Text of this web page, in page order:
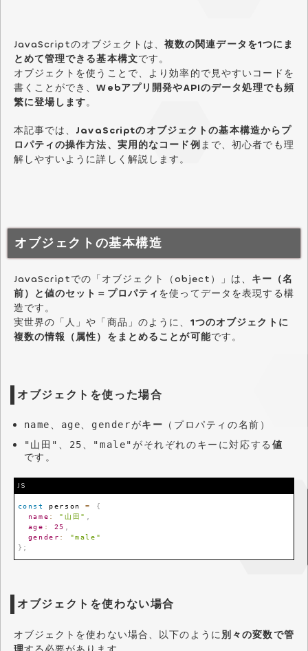
JavaScriptのオブジェクトは、 複数の関連データを1つにま
とめて管理できる基本構文です。
オブジェクトを使うことで、より効率的で見やすいコードを
書くことができ、Webアプリ開発やAPIのデータ処理でも頻
繁に登場します。
本記事では、 JavaScriptのオブジェクトの基本構造からプ
ロパティの操作方法、実用的なコード例まで、初心者でも理
解しやすいように詳しく解説します。
オブジェクトの基本構造
JavaScriptでの「オブジェクト（object）」は、 キー（名
前）と値のセット＝プロパティ を使ってデータを表現する構
造です。
実世界の「人」や「商品」のように、 1つのオブジェクトに
複数の情報（属性）をまとめることが可能です。
オブジェクトを使った場合
name、 age、 genderがキー （プロパティの名前）
"山田" 、 25、 "male"がそれぞれのキーに対応する 値
です。
JS
const person =
{
name : "山田"
age : 25
gender :
"male"
} ;
オブジェクトを使わない場合
オブジェクトを使わない場合、以下のように別々の変数で管